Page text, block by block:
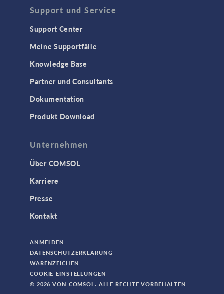
Support und Service
Support Center
Meine Supportfälle
Knowledge Base
Partner und Consultants
Dokumentation
Produkt Download
Unternehmen
Über COMSOL
Karriere
Presse
Kontakt
ANMELDEN
DATENSCHUTZERKLÄRUNG
WARENZEICHEN
COOKIE-EINSTELLUNGEN
© 2026 VON COMSOL. ALLE RECHTE VORBEHALTEN